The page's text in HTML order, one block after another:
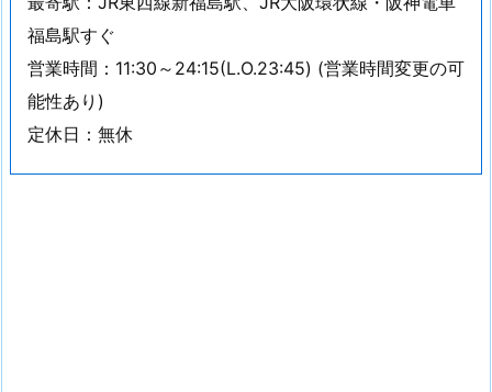
福島駅すぐ
営業時間：11:30～24:15(L.O.23:45) (営業時間変更の可
能性あり)
定休日：無休